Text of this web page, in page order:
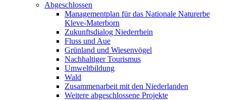
Abgeschlossen
Managementplan für das Nationale Naturerbe
Kleve-Materborn
Zukunftsdialog Niederrhein
Fluss und Aue
Grünland und Wiesenvögel
Nachhaltiger Tourismus
Umweltbildung
Wald
Zusammenarbeit mit den Niederlanden
Weitere abgeschlossene Projekte